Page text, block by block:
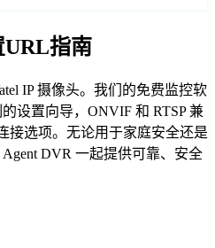
URL指南
IP 摄像头。我们的免费监控软
设置向导，ONVIF 和 RTSP 兼
接选项。无论用于家庭安全还是
DVR 一起提供可靠、安全